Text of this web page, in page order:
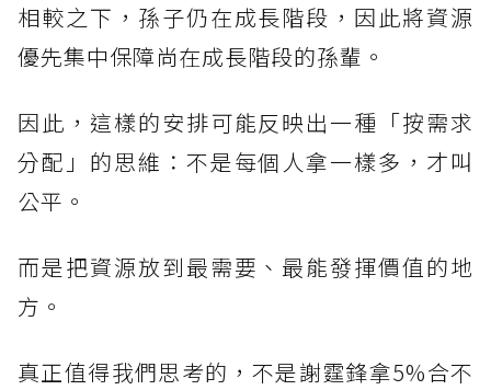
相較之下，孫子仍在成長階段，因此將資源
優先集中保障尚在成長階段的孫輩。
因此，這樣的安排可能反映出一種「按需求
分配」的思維：不是每個人拿一樣多，才叫
公平。
而是把資源放到最需要、最能發揮價值的地
方。
真正值得我們思考的，不是謝霆鋒拿5%合不